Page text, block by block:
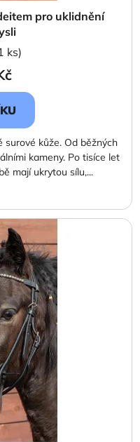
pro uklidnění
ks)
surové kůže. Od běžných
kameny. Po tisíce let
mají ukrytou sílu,...